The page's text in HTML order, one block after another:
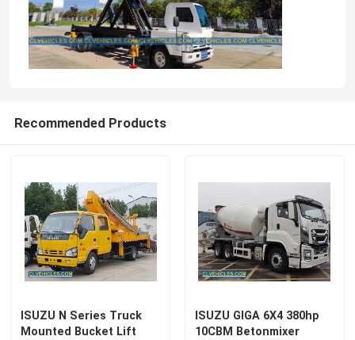
Recommended Products
ISUZU N Series Truck
Mounted Bucket Lift
ISUZU GIGA 6X4 380hp
10CBM Betonmixer